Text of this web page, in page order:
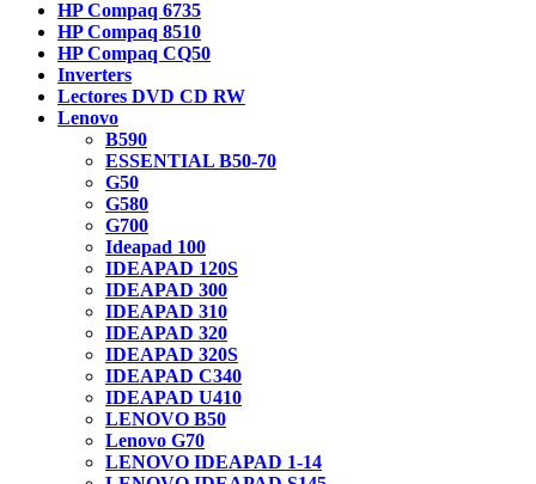
HP Compaq 6735
HP Compaq 8510
HP Compaq CQ50
Inverters
Lectores DVD CD RW
Lenovo
B590
ESSENTIAL B50-70
G50
G580
G700
Ideapad 100
IDEAPAD 120S
IDEAPAD 300
IDEAPAD 310
IDEAPAD 320
IDEAPAD 320S
IDEAPAD C340
IDEAPAD U410
LENOVO B50
Lenovo G70
LENOVO IDEAPAD 1-14